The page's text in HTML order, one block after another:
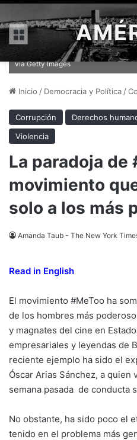
Menú
Miembros del movimiento Ni Una
femicidio en Buenos Aires en
vía Getty Images
Inicio / Democracia y Política /
Corrupción Derechos
Violencia
La paradoja de
movimiento
solo a los más
Amanda Taub - The New York
Read in English
El movimiento #MeToo ha
de los hombres más
y magnates del cine en
empresariales y leyendas de
reciente ejemplo ha sido el
Óscar Arias Sánchez, a quien
semana pasada de conducta
No obstante, ha sido poco el
tenido en el problema más